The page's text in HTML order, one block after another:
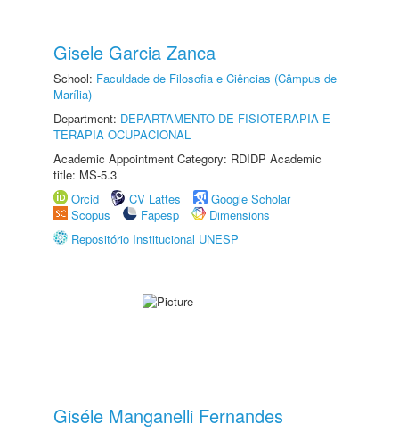
Gisele Garcia Zanca
School: Faculdade de Filosofia e Ciências (Câmpus de
Marília)
Department: DEPARTAMENTO DE FISIOTERAPIA E
TERAPIA OCUPACIONAL
Academic Appointment Category: RDIDP Academic
title: MS-5.3
Orcid
CV Lattes
Google Scholar
Scopus
Fapesp
Dimensions
Repositório Institucional UNESP
Giséle Manganelli Fernandes